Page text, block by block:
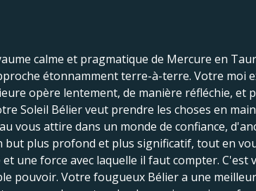
calme et pragmatique de Mercure en
étonnamment terre-à-terre. Votre moi
opère lentement, de manière réfléchie, et
Soleil Bélier veut prendre les choses en
vous attire dans un monde de confiance,
but plus profond et plus significatif, tout en
une force avec laquelle il faut compter. C'est
pouvoir. Votre fougueux Bélier a une